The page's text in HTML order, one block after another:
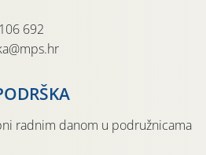
692
radnim danom u podružnicama